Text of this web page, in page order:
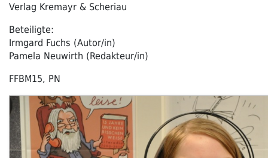
Verlag Kremayr & Scheriau
Beteiligte:
Irmgard Fuchs (Autor/in)
Pamela Neuwirth (Redakteur/in)
FFBM15, PN